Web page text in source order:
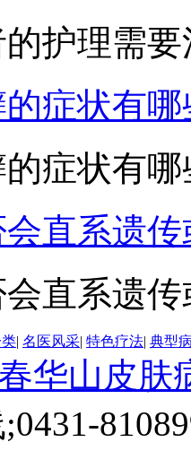
护理需
症状有哪
症状有
直系遗传
直系遗
| 名医风采| 特色疗法| 典型
华山皮肤